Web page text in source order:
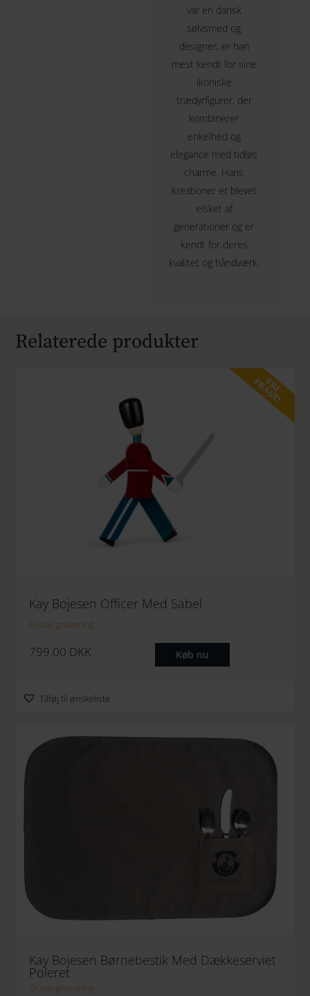
var en dansk
sølvsmed og
designer, er han
mest kendt for sine
ikoniske
trædyrfigurer, der
kombinerer
enkelhed og
elegance med tidløs
charme. Hans
kreationer er blevet
elsket af
generationer og er
kendt for deres
kvalitet og håndværk.
Relaterede produkter
FRI
FRAGT!
Kay Bojesen Officer Med Sabel
Gratis gravering
799.00 DKK Køb nu
Tilføj til ønskeliste
Kay Bojesen Børnebestik Med Dækkeserviet
Poleret
Gratis gravering